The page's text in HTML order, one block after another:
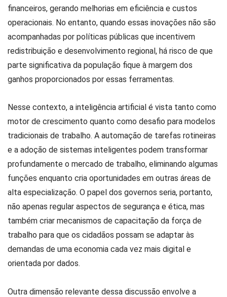
financeiros, gerando melhorias em eficiência e custos
operacionais. No entanto, quando essas inovações não são
acompanhadas por políticas públicas que incentivem
redistribuição e desenvolvimento regional, há risco de que
parte significativa da população fique à margem dos
ganhos proporcionados por essas ferramentas.
Nesse contexto, a inteligência artificial é vista tanto como
motor de crescimento quanto como desafio para modelos
tradicionais de trabalho. A automação de tarefas rotineiras
e a adoção de sistemas inteligentes podem transformar
profundamente o mercado de trabalho, eliminando algumas
funções enquanto cria oportunidades em outras áreas de
alta especialização. O papel dos governos seria, portanto,
não apenas regular aspectos de segurança e ética, mas
também criar mecanismos de capacitação da força de
trabalho para que os cidadãos possam se adaptar às
demandas de uma economia cada vez mais digital e
orientada por dados.
Outra dimensão relevante dessa discussão envolve a